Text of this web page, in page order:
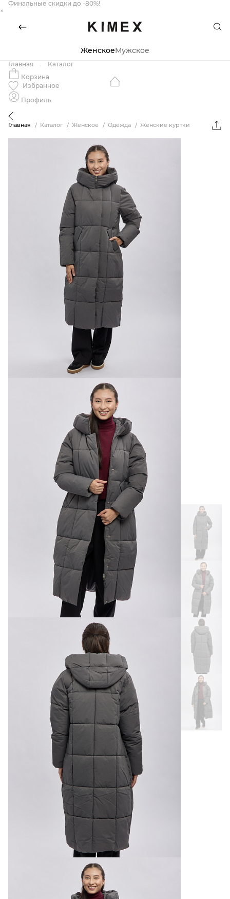
Финальные скидки до -80%!
×
ЖенскоеМужское
Главная
Каталог
Корзина
Избранное
Профиль
Главная Каталог Женское Одежда Женские куртки